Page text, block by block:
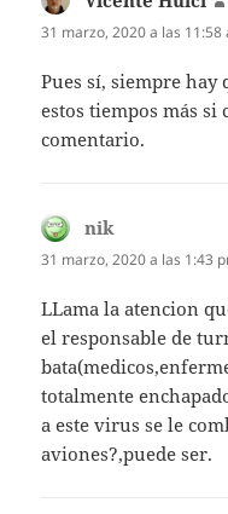
31 marzo, 2020 a las 11:58
Pues sí, siempre
estos tiempos más si
comentario.
nik
31 marzo, 2020 a las 1:43
LLama la atencion
el responsable de
totalmente
a este virus se le
aviones?,puede ser.